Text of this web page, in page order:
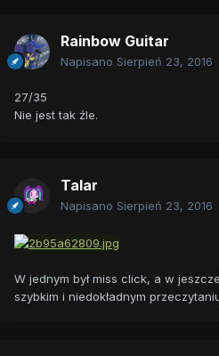
Rainbow Guitar
Napisano Sierpień 23, 2016
27/35
Nie jest tak źle.
Talar
Napisano Sierpień 23, 2016
W jednym był miss click, a w
szybkim i niedokładnym